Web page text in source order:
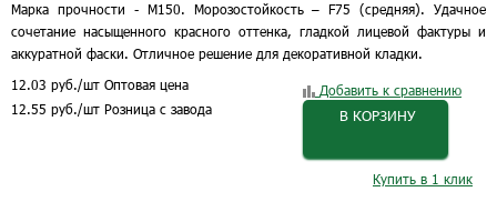
Марка прочности - М150. Морозостойкость – F75 (средняя). Удачное
сочетание насыщенного красного оттенка, гладкой лицевой фактуры и
аккуратной фаски. Отличное решение для декоративной кладки.
12.03 руб./шт Оптовая цена
12.55 руб./шт Розница с завода
Добавить к сравнению
В КОРЗИНУ
Купить в 1 клик